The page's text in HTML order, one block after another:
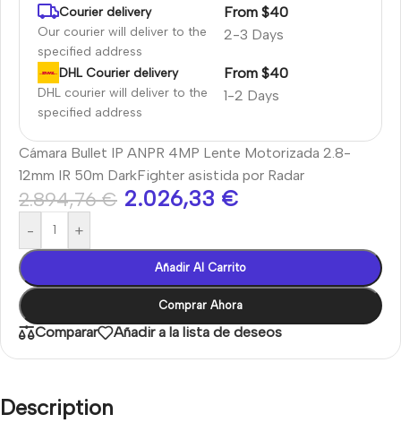
Courier delivery
Our courier will deliver to the
specified address
2-3 Days
From $40
DHL Courier delivery
DHL courier will deliver to the
specified address
1-2 Days
From $40
Cámara Bullet IP ANPR 4MP Lente Motorizada 2.8-
12mm IR 50m DarkFighter asistida por Radar
2.894,76€ 2.026,33 €
- +
Añadir Al Carrito
Comprar Ahora
Comparar Añadir a la lista de deseos
Description